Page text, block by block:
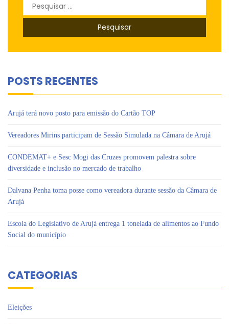
Pesquisar
por:
POSTS RECENTES
Arujá terá novo posto para emissão do Cartão TOP
Vereadores Mirins participam de Sessão Simulada na Câmara de Arujá
CONDEMAT+ e Sesc Mogi das Cruzes promovem palestra sobre
diversidade e inclusão no mercado de trabalho
Dalvana Penha toma posse como vereadora durante sessão da Câmara de
Arujá
Escola do Legislativo de Arujá entrega 1 tonelada de alimentos ao Fundo
Social do município
CATEGORIAS
Eleições